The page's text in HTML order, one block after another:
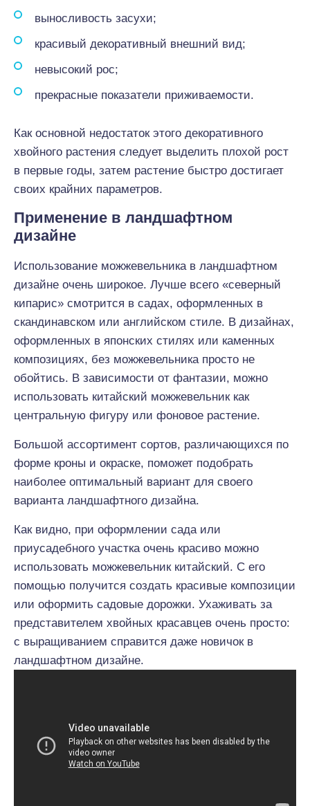
выносливость засухи;
красивый декоративный внешний вид;
невысокий рос;
прекрасные показатели приживаемости.
Как основной недостаток этого декоративного
хвойного растения следует выделить плохой рост
в первые годы, затем растение быстро достигает
своих крайних параметров.
Применение в ландшафтном
дизайне
Использование можжевельника в ландшафтном
дизайне очень широкое. Лучше всего «северный
кипарис» смотрится в садах, оформленных в
скандинавском или английском стиле. В дизайнах,
оформленных в японских стилях или каменных
композициях, без можжевельника просто не
обойтись. В зависимости от фантазии, можно
использовать китайский можжевельник как
центральную фигуру или фоновое растение.
Большой ассортимент сортов, различающихся по
форме кроны и окраске, поможет подобрать
наиболее оптимальный вариант для своего
варианта ландшафтного дизайна.
Как видно, при оформлении сада или
приусадебного участка очень красиво можно
использовать можжевельник китайский. С его
помощью получится создать красивые композиции
или оформить садовые дорожки. Ухаживать за
представителем хвойных красавцев очень просто:
с выращиванием справится даже новичок в
ландшафтном дизайне.